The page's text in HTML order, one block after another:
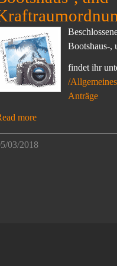
Bootshaus-,
findet ihr
/
Anträge
more
03/2018